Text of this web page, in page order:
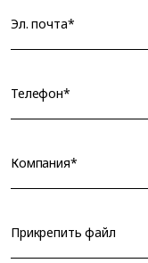
Эл. почта*
Телефон*
Компания*
Прикрепить файл